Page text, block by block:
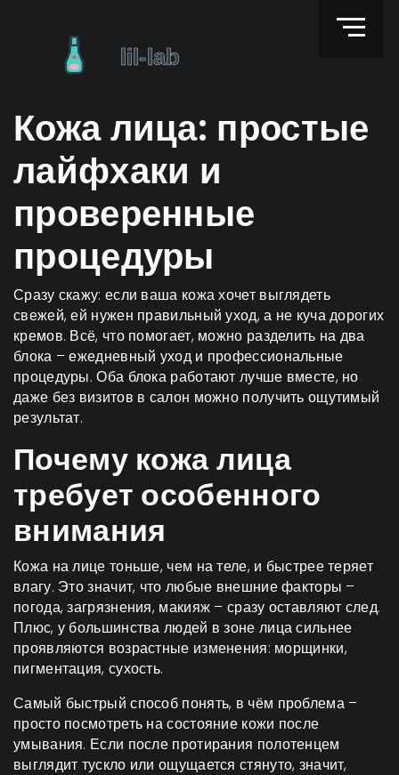
Кожа лица: простые
лайфхаки и
проверенные
процедуры
Сразу скажу: если ваша кожа хочет выглядеть
свежей, ей нужен правильный уход, а не куча дорогих
кремов. Всё, что помогает, можно разделить на два
блока – ежедневный уход и профессиональные
процедуры. Оба блока работают лучше вместе, но
даже без визитов в салон можно получить ощутимый
результат.
Почему кожа лица
требует особенного
внимания
Кожа на лице тоньше, чем на теле, и быстрее теряет
влагу. Это значит, что любые внешние факторы –
погода, загрязнения, макияж – сразу оставляют след.
Плюс, у большинства людей в зоне лица сильнее
проявляются возрастные изменения: морщинки,
пигментация, сухость.
Самый быстрый способ понять, в чём проблема –
просто посмотреть на состояние кожи после
умывания. Если после протирания полотенцем
выглядит тускло или ощущается стянуто, значит,